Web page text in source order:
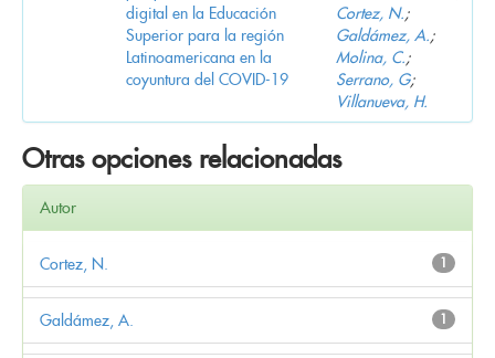
digital en la Educación
Superior para la región
Latinoamericana en la
coyuntura del COVID-19
Cortez, N.;
Galdámez, A.;
Molina, C.;
Serrano, G;
Villanueva, H.
Otras opciones relacionadas
Autor
1
Cortez, N.
1
Galdámez, A.